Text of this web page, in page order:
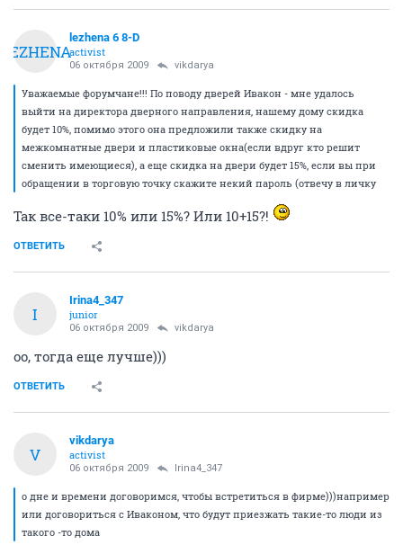
LEZHENA
lezhena 6 8-D
activist
06 октября 2009 vikdarya
Уважаемые форумчане!!! По поводу дверей Ивакон - мне удалось
выйти на директора дверного направления, нашему дому скидка
будет 10%, помимо этого она предложили также скидку на
межкомнатные двери и пластиковые окна(если вдруг кто решит
сменить имеющиеся), а еще скидка на двери будет 15%, если вы при
обращении в торговую точку скажите некий пароль (отвечу в личку
Так все-таки 10% или 15%? Или 10+15?!
ОТВЕТИТЬ
I
Irina4_347
junior
06 октября 2009 vikdarya
оо, тогда еще лучше)))
ОТВЕТИТЬ
V
vikdarya
activist
06 октября 2009 Irina4_347
о дне и времени договоримся, чтобы встретиться в фирме)))например
или договориться с Иваконом, что будут приезжать такие-то люди из
такого -то дома